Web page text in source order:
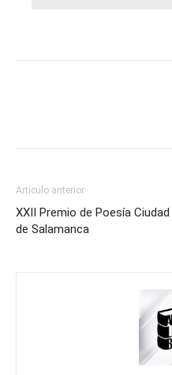
Artículo anterior
XXII Premio de Poesía Ciudad
de Salamanca